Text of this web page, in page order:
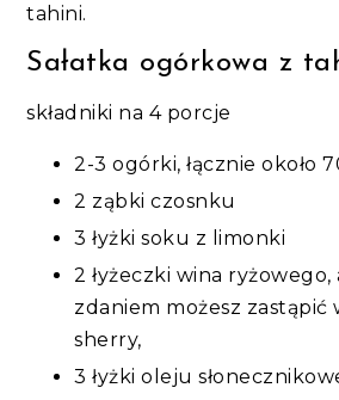
tahini.
Sałatka ogórkowa z
składniki na 4 porcje
2-3 ogórki, łącznie około
2 ząbki czosnku
3 łyżki soku z limonki
2 łyżeczki wina ryżowego,
zdaniem możesz zastąpić
sherry,
3 łyżki oleju